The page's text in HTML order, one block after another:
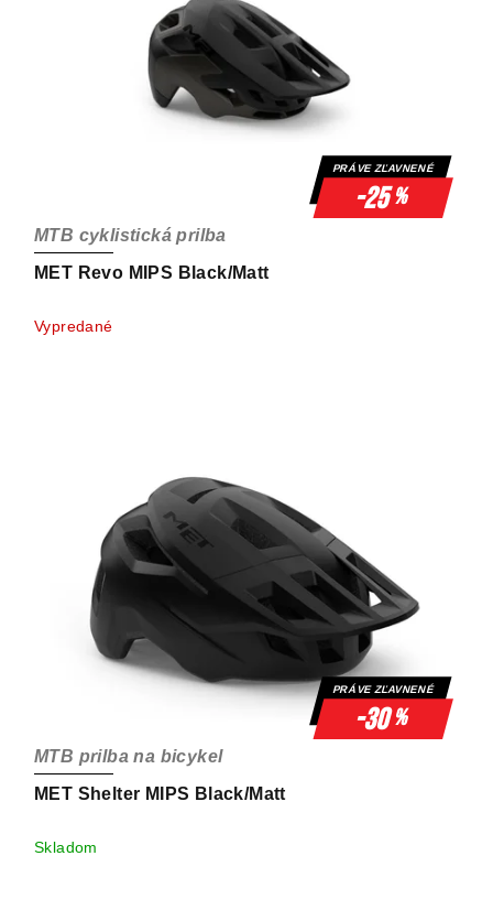
PRÁVE ZĽAVNENÉ
-25%
MET Revo MIPS Black/Matt
MTB cyklistická prilba
Vypredané
PRÁVE ZĽAVNENÉ
-30%
MET Shelter MIPS Black/Matt
MTB prilba na bicykel
Skladom